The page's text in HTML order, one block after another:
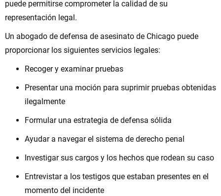
puede permitirse comprometer la calidad de su
representación legal.
Un abogado de defensa de asesinato de Chicago puede
proporcionar los siguientes servicios legales:
Recoger y examinar pruebas
Presentar una moción para suprimir pruebas obtenidas
ilegalmente
Formular una estrategia de defensa sólida
Ayudar a navegar el sistema de derecho penal
Investigar sus cargos y los hechos que rodean su caso
Entrevistar a los testigos que estaban presentes en el
momento del incidente